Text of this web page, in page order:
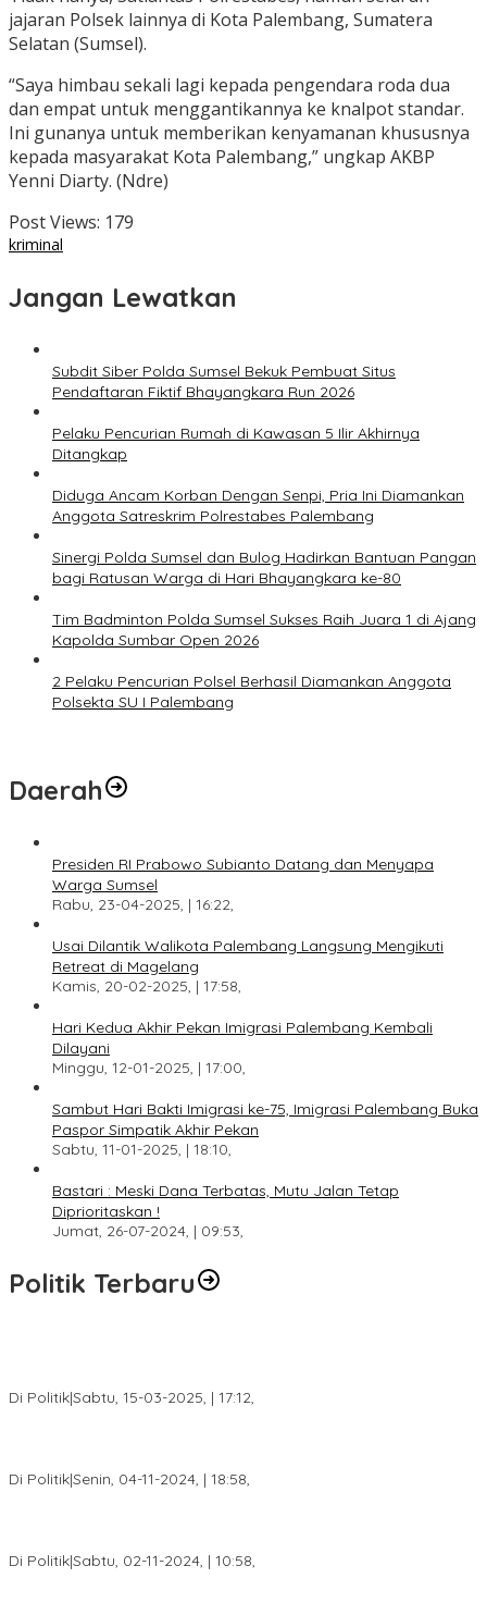
jajaran Polsek lainnya di Kota Palembang, Sumatera
Selatan (Sumsel).
“Saya himbau sekali lagi kepada pengendara roda dua
dan empat untuk menggantikannya ke knalpot standar.
Ini gunanya untuk memberikan kenyamanan khususnya
kepada masyarakat Kota Palembang,” ungkap AKBP
Yenni Diarty. (Ndre)
Post Views: 179
kriminal
Jangan Lewatkan
Subdit Siber Polda Sumsel Bekuk Pembuat Situs
Pendaftaran Fiktif Bhayangkara Run 2026
Pelaku Pencurian Rumah di Kawasan 5 Ilir Akhirnya
Ditangkap
Diduga Ancam Korban Dengan Senpi, Pria Ini Diamankan
Anggota Satreskrim Polrestabes Palembang
Sinergi Polda Sumsel dan Bulog Hadirkan Bantuan Pangan
bagi Ratusan Warga di Hari Bhayangkara ke-80
Tim Badminton Polda Sumsel Sukses Raih Juara 1 di Ajang
Kapolda Sumbar Open 2026
2 Pelaku Pencurian Polsel Berhasil Diamankan Anggota
Polsekta SU I Palembang
Daerah
Presiden RI Prabowo Subianto Datang dan Menyapa
Warga Sumsel
Rabu, 23-04-2025, | 16:22,
Usai Dilantik Walikota Palembang Langsung Mengikuti
Retreat di Magelang
Kamis, 20-02-2025, | 17:58,
Hari Kedua Akhir Pekan Imigrasi Palembang Kembali
Dilayani
Minggu, 12-01-2025, | 17:00,
Sambut Hari Bakti Imigrasi ke-75, Imigrasi Palembang Buka
Paspor Simpatik Akhir Pekan
Sabtu, 11-01-2025, | 18:10,
Bastari : Meski Dana Terbatas, Mutu Jalan Tetap
Diprioritaskan !
Jumat, 26-07-2024, | 09:53,
Politik Terbaru
Di Politik|Sabtu, 15-03-2025, | 17:12,
Di Politik|Senin, 04-11-2024, | 18:58,
Di Politik|Sabtu, 02-11-2024, | 10:58,